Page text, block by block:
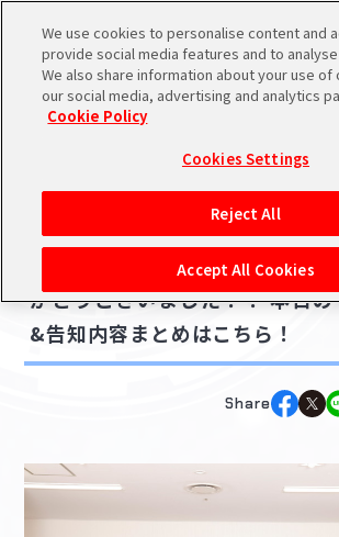
ス
バンダイナムコIDで
アイドルマスター ポータルへの登録
シ
あ
活動履歴
閲覧履歴・購入履歴
お
マイスケジュール メモ
ニュース
ライブ・イベント
2022.04.24
【シャニマス4th】DAY2ご視聴
がとうございました！！ 本日
&告知内容まとめはこちら！
Share
We use cookies to personalise content and
provide social media features and to
We also share information about your use of
our social media, advertising and analytics
Cookie Policy
Cookies Settings
Reject All
Accept All Cookies